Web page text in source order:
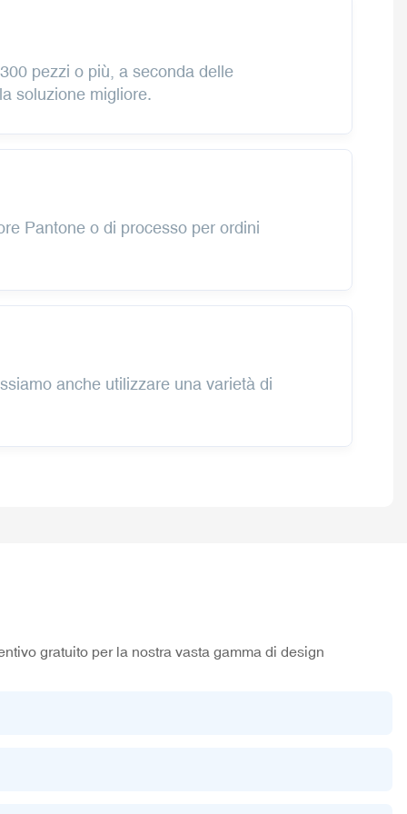
pezzi o più, a seconda delle
soluzione migliore.
Pantone o di processo per ordini
anche utilizzare una varietà di
gratuito per la nostra vasta gamma di design